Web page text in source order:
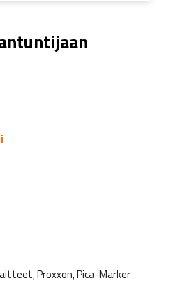
Proxxon, Pica-Marker